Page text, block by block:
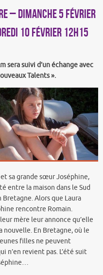
– DIMANCHE 5 FÉVRIER
10 FÉVRIER 12h15
sera suivi d’un échange avec
Talents ».
sa grande sœur Joséphine,
entre la maison dans le Sud
Alors que Laura
rencontre Romain.
mère leur annonce qu’elle
nouvelle. En Bretagne, où le
filles ne peuvent
n’en revient pas. L’été suit